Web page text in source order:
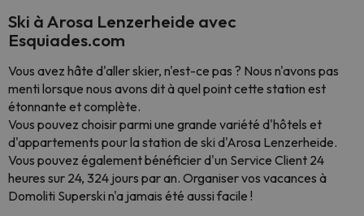
Ski à Arosa Lenzerheide avec
Esquiades.com
Vous avez hâte d'aller skier, n'est-ce pas ? Nous n'avons pas
menti lorsque nous avons dit à quel point cette station est
étonnante et complète.
Vous pouvez choisir parmi une grande variété d'hôtels et
d'appartements pour la station de ski d'Arosa Lenzerheide.
Vous pouvez également bénéficier d'un Service Client 24
heures sur 24, 324 jours par an. Organiser vos vacances à
Domoliti Superski n'a jamais été aussi facile !